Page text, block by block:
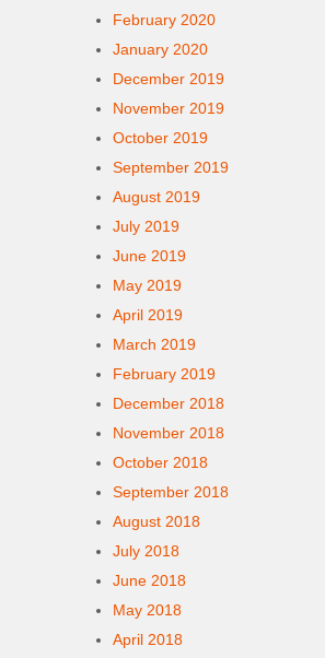
February 2020
January 2020
December 2019
November 2019
October 2019
September 2019
August 2019
July 2019
June 2019
May 2019
April 2019
March 2019
February 2019
December 2018
November 2018
October 2018
September 2018
August 2018
July 2018
June 2018
May 2018
April 2018